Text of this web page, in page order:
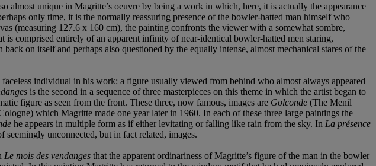
almost unique in Magritte’s oeuvre by being a work in which, here, it is actually the appearance
only time, it is the normally reassuring presence of the bowler-hatted man himself who
(measuring 127.6 x 160 cm), the painting confronts the viewer with a somewhat sombre,
comprised entirely of an apparent infinity of near-identical bowler-hatted men staring,
on itself and perhaps also questioned by the equally intense, almost mechanical stares of the
individual in his work: a figure usually viewed from behind who almost always appeared
is the second in a sequence of three masterpieces on this theme in which the artist began to
figure as seen from the front. These three, now famous, images are Golconde (The Menil
which Magritte made one year later in 1960. In each of these three large paintings the
he appears in multiple form as if either levitating or falling like rain from the sky. In La présence
seemingly unconnected, but in fact related, images.
Le mois des vendanges that the apparent ordinariness of Magritte’s figure of the man in the bowler